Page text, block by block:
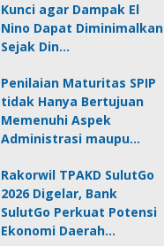
Kunci agar Dampak El
Nino Dapat Diminimalkan
Sejak Din…
Penilaian Maturitas SPIP
tidak Hanya Bertujuan
Memenuhi Aspek
Administrasi maupu…
Rakorwil TPAKD SulutGo
2026 Digelar, Bank
SulutGo Perkuat Potensi
Ekonomi Daerah…